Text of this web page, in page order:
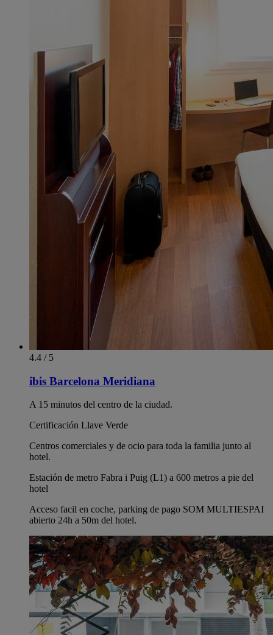
4.4 / 5
ibis Barcelona Meridiana
A 15 minutos del centro de la ciudad.
Certificación Llave Verde
Centros comerciales y de ocio para toda la familia junto al
hotel.
Estación de metro Fabra i Puig (L1) a 600 metros a pie del
hotel
Acceso facil en coche, parking de pago SOM MULTIESPAI
abierto 24h a 50m del hotel.